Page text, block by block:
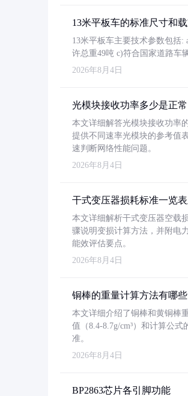
13米平板车的标准尺寸和
13米平板车主要技术参数包括:
许总重49吨 c)符合国家道路车
2026年8月4日
光模块接收功率多少是正常
本文详细解答光模块接收功率
提供不同速率光模块的参考值
速判断网络性能问题。
2026年8月4日
干式变压器损耗标准一览
本文详细解析干式变压器空载
骤说明变损计算方法，并附电
能效评估要点。
2026年8月4日
铜棒的重量计算方法有哪些
本文详细介绍了铜棒和黄铜棒
值（8.4-8.7g/cm³）和计算公
准。
2026年8月4日
BP2863芯片各引脚功能